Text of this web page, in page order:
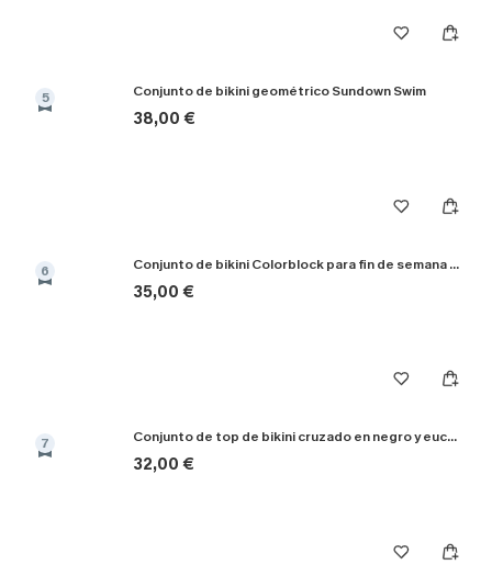
5 Conjunto de bikini geométrico Sundown Swim
38,00 €
6 Conjunto de bikini Colorblock para fin de semana en yate
35,00 €
7 Conjunto de top de bikini cruzado en negro y eucalipto y braguitas de talle alto
32,00 €